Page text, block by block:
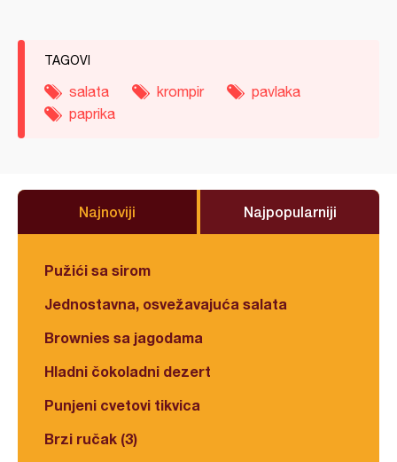
TAGOVI
salata krompir
pavlaka
paprika
Najnoviji Najpopularniji
Pužići sa sirom
Jednostavna, osvežavajuća salata
Brownies sa jagodama
Hladni čokoladni dezert
Punjeni cvetovi tikvica
Brzi ručak (3)